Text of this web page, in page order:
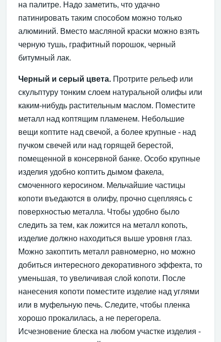
на палитре. Надо заметить, что удачно
патинировать таким способом можно только
алюминий. Вместо масляной краски можно взять
черную тушь, графитный порошок, черный
битумный лак.
Черный и серый цвета. Протрите рельеф или
скульптуру тонким слоем натуральной олифы или
каким-нибудь растительным маслом. Поместите
металл над коптящим пламенем. Небольшие
вещи коптите над свечой, а более крупные - над
пучком свечей или над горящей берестой,
помещенной в консервной банке. Особо крупные
изделия удобно коптить дымом факела,
смоченного керосином. Мельчайшие частицы
копоти въедаются в олифу, прочно сцепляясь с
поверхностью металла. Чтобы удобно было
следить за тем, как ложится на металл копоть,
изделие должно находиться выше уровня глаз.
Можно закоптить металл равномерно, но можно
добиться интересного декоративного эффекта, то
уменьшая, то увеличивая слой копоти. После
нанесения копоти поместите изделие над углями
или в муфельную печь. Следите, чтобы пленка
хорошо прокалилась, а не перегорела.
Исчезновение блеска на любом участке изделия -